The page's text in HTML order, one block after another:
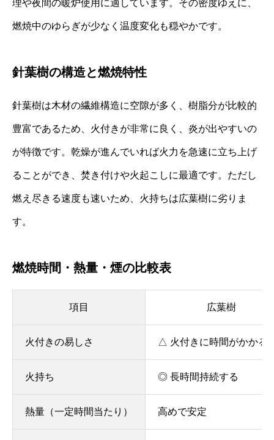
理や夜間の暖炉使用に適しています。その密度ゆえに、
燃焼中のゆらぎが少なく温度変化も穏やかです。
針葉樹の構造と燃焼特性
針葉樹は木材の繊維構造に空隙が多く、樹脂分が比較的
豊富であるため、火付きが非常に良く、炎が出やすいの
が特徴です。乾燥が進んでいれば火力を急速に立ち上げ
ることができ、焚き付けや火起こしに最適です。ただし
燃え尽きる速度も速いため、火持ちは広葉樹に劣りま
す。
燃焼時間・熱量・煙の比較表
項目 広葉樹
火付きの易しさ △ 火付きに時間がかかる
火持ち ◎ 長時間持続する
熱量（一定時間当たり） 高めで安定